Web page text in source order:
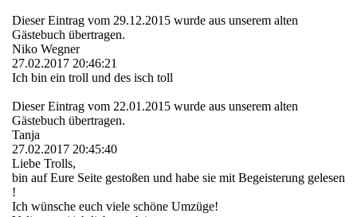
Dieser Eintrag vom 29.12.2015 wurde aus unserem alten
Gästebuch übertragen.
Niko Wegner
27.02.2017 20:46:21
Ich bin ein troll und des isch toll
Dieser Eintrag vom 22.01.2015 wurde aus unserem alten
Gästebuch übertragen.
Tanja
27.02.2017 20:45:40
Liebe Trolls,
bin auf Eure Seite gestoßen und habe sie mit Begeisterung gelesen
!
Ich wünsche euch viele schöne Umzüge!